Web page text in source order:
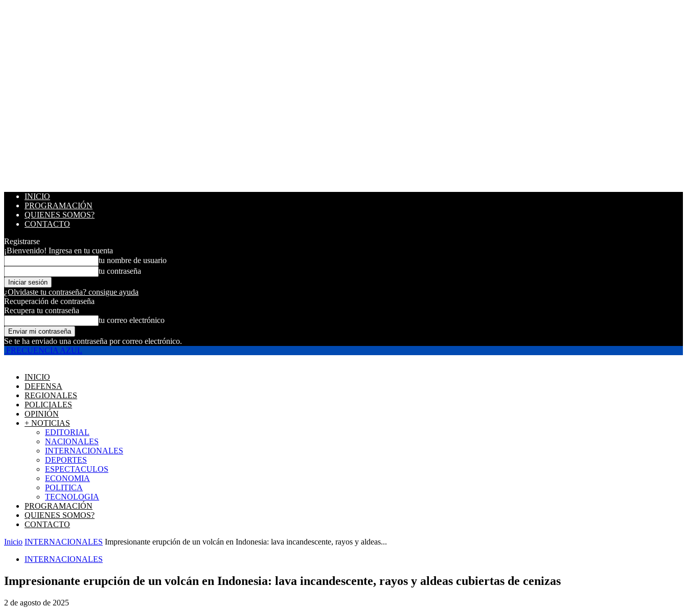
INICIO
PROGRAMACIÓN
QUIENES SOMOS?
CONTACTO
Registrarse
¡Bienvenido! Ingresa en tu cuenta
tu nombre de usuario
tu contraseña
¿Olvidaste tu contraseña? consigue ayuda
Recuperación de contraseña
Recupera tu contraseña
tu correo electrónico
Se te ha enviado una contraseña por correo electrónico.
FRECUENCIA AZUL
INICIO
DEFENSA
REGIONALES
POLICIALES
OPINIÓN
+ NOTICIAS
EDITORIAL
NACIONALES
INTERNACIONALES
DEPORTES
ESPECTACULOS
ECONOMIA
POLITICA
TECNOLOGIA
PROGRAMACIÓN
QUIENES SOMOS?
CONTACTO
Inicio INTERNACIONALES Impresionante erupción de un volcán en Indonesia: lava incandescente, rayos y aldeas...
INTERNACIONALES
Impresionante erupción de un volcán en Indonesia: lava incandescente, rayos y aldeas cubiertas de cenizas
2 de agosto de 2025